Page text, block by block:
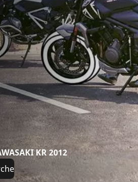
KR 2012